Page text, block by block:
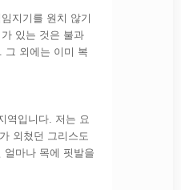
지기를 원치 않기
있는 것은 불과
그 외에는 이미 복
역입니다. 저는 요
외쳤던 그리스도
얼마나 목에 핏발을